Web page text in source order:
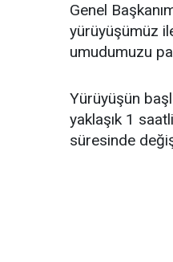
Genel
yürüyüşümüz
umudumuzu
Yürüyüşün
yaklaşık 1
süresinde